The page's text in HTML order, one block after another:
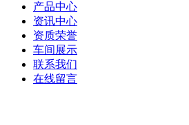
产品中心
资讯中心
资质荣誉
车间展示
联系我们
在线留言